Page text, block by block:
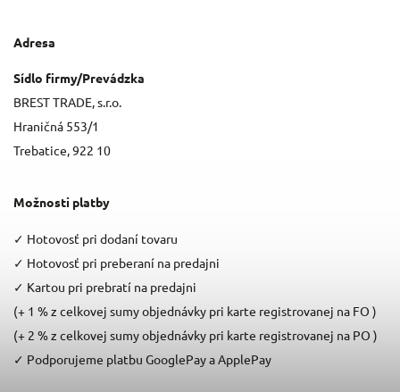
Adresa
Sídlo firmy/Prevádzka
BREST TRADE, s.r.o.
Hraničná 553/1
Trebatice, 922 10
Možnosti platby
✓ Hotovosť pri dodaní tovaru
✓ Hotovosť pri preberaní na predajni
✓ Kartou pri prebratí na predajni
(+ 1 % z celkovej sumy objednávky pri karte registrovanej na FO )
(+ 2 % z celkovej sumy objednávky pri karte registrovanej na PO )
✓ Podporujeme platbu GooglePay a ApplePay